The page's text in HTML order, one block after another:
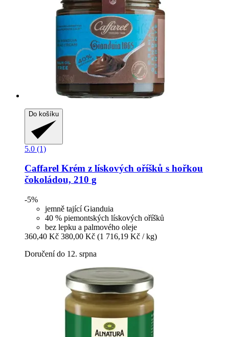
Do košíku
5.0 (1)
Caffarel Krém z lískových oříšků s hořkou
čokoládou, 210 g
-5%
jemně tající Gianduia
40 % piemontských lískových oříšků
bez lepku a palmového oleje
360,40 Kč 380,00 Kč (1 716,19 Kč / kg)
Doručení do 12. srpna